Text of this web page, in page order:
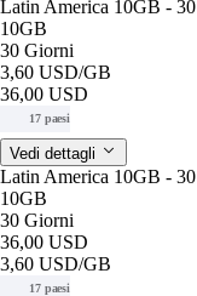
Latin America 10GB -
10GB
30 Giorni
3,60 USD/GB
36,00 USD
17 paesi
Vedi dettagli
Latin America 10GB -
10GB
30 Giorni
36,00 USD
3,60 USD/GB
17 paesi